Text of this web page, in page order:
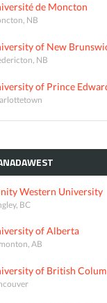
de Moncton
NB
of New
NB
of Prince
Western University
BC
of Alberta
AB
of British